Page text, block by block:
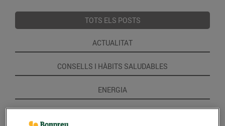
TOTS ELS POSTS
ACTUALITAT
CONSELLS I HÀBITS SALUDABLES
ENERGIA